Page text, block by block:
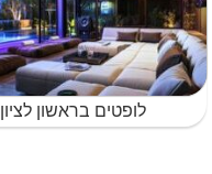
לופטים בראשון לציון